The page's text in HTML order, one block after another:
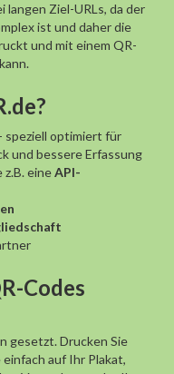
langen Ziel-URLs, da der
ist und daher die
und mit einem QR-
speziell optimiert für
und bessere Erfassung
eineAPI-
Codes
gesetzt. Drucken Sie
auf Ihr Plakat,